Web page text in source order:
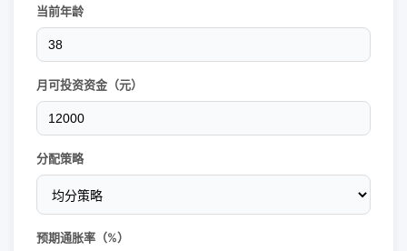
当前年龄
月可投资资金（元）
分配策略
预期通胀率（%）